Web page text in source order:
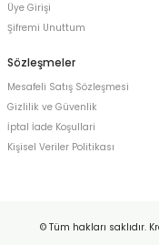
Üye Girişi
Şifremi Unuttum
Sözleşmeler
Mesafeli Satış Sözleşmesi
Gizlilik ve Güvenlik
İptal İade Koşullari
Kişisel Veriler Politikası
© Tüm hakları saklıdır.